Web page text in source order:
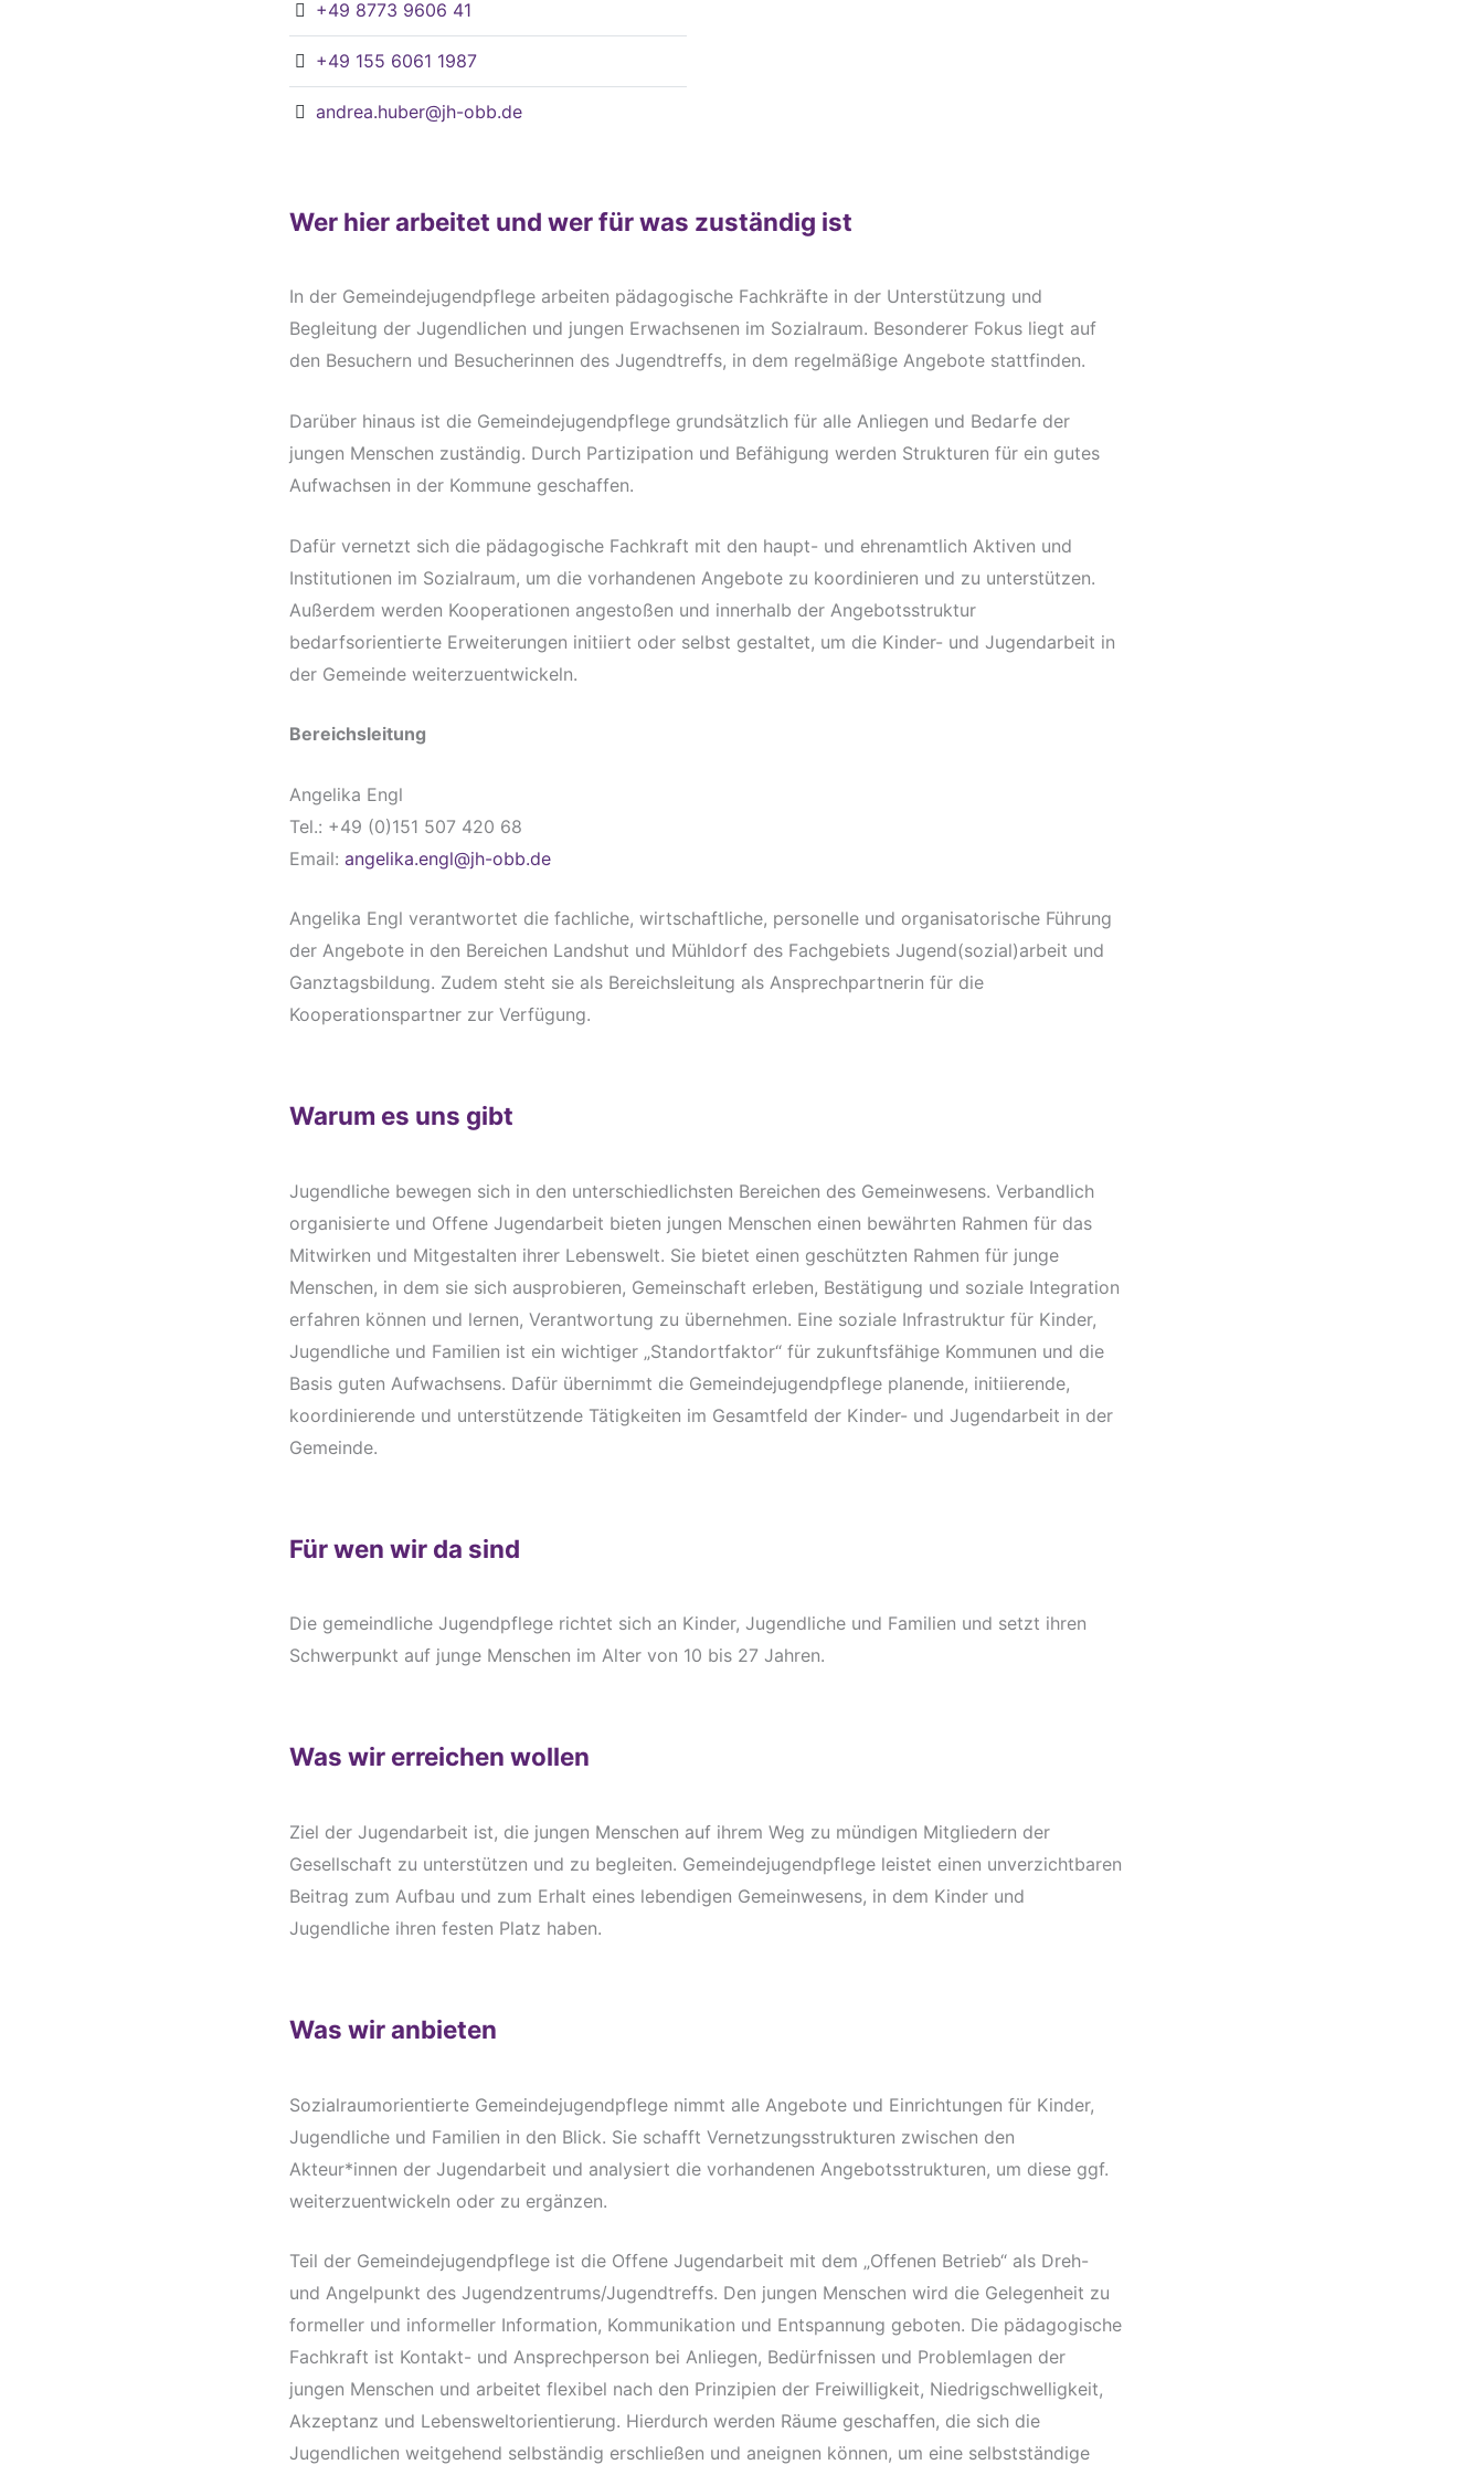
+49 8773 9606 41
+49 155 6061 1987
andrea.huber@jh-obb.de
Wer hier arbeitet und wer für was zuständig ist
In der Gemeindejugendpflege arbeiten pädagogische Fachkräfte in der Unterstützung und
Begleitung der Jugendlichen und jungen Erwachsenen im Sozialraum. Besonderer Fokus liegt auf
den Besuchern und Besucherinnen des Jugendtreffs, in dem regelmäßige Angebote stattfinden.
Darüber hinaus ist die Gemeindejugendpflege grundsätzlich für alle Anliegen und Bedarfe der
jungen Menschen zuständig. Durch Partizipation und Befähigung werden Strukturen für ein gutes
Aufwachsen in der Kommune geschaffen.
Dafür vernetzt sich die pädagogische Fachkraft mit den haupt- und ehrenamtlich Aktiven und
Institutionen im Sozialraum, um die vorhandenen Angebote zu koordinieren und zu unterstützen.
Außerdem werden Kooperationen angestoßen und innerhalb der Angebotsstruktur
bedarfsorientierte Erweiterungen initiiert oder selbst gestaltet, um die Kinder- und Jugendarbeit in
der Gemeinde weiterzuentwickeln.
Bereichsleitung
Angelika Engl
Tel.: +49 (0)151 507 420 68
Email:angelika.engl@jh-obb.de
Angelika Engl verantwortet die fachliche, wirtschaftliche, personelle und organisatorische Führung
der Angebote in den Bereichen Landshut und Mühldorf des Fachgebiets Jugend(sozial)arbeit und
Ganztagsbildung. Zudem steht sie als Bereichsleitung als Ansprechpartnerin für die
Kooperationspartner zur Verfügung.
Warum es uns gibt
Jugendliche bewegen sich in den unterschiedlichsten Bereichen des Gemeinwesens. Verbandlich
organisierte und Offene Jugendarbeit bieten jungen Menschen einen bewährten Rahmen für das
Mitwirken und Mitgestalten ihrer Lebenswelt. Sie bietet einen geschützten Rahmen für junge
Menschen, in dem sie sich ausprobieren, Gemeinschaft erleben, Bestätigung und soziale Integration
erfahren können und lernen, Verantwortung zu übernehmen. Eine soziale Infrastruktur für Kinder,
Jugendliche und Familien ist ein wichtiger „Standortfaktor“ für zukunftsfähige Kommunen und die
Basis guten Aufwachsens. Dafür übernimmt die Gemeindejugendpflege planende, initiierende,
koordinierende und unterstützende Tätigkeiten im Gesamtfeld der Kinder- und Jugendarbeit in der
Gemeinde.
Für wen wir da sind
Die gemeindliche Jugendpflege richtet sich an Kinder, Jugendliche und Familien und setzt ihren
Schwerpunkt auf junge Menschen im Alter von 10 bis 27 Jahren.
Was wir erreichen wollen
Ziel der Jugendarbeit ist, die jungen Menschen auf ihrem Weg zu mündigen Mitgliedern der
Gesellschaft zu unterstützen und zu begleiten. Gemeindejugendpflege leistet einen unverzichtbaren
Beitrag zum Aufbau und zum Erhalt eines lebendigen Gemeinwesens, in dem Kinder und
Jugendliche ihren festen Platz haben.
Was wir anbieten
Sozialraumorientierte Gemeindejugendpflege nimmt alle Angebote und Einrichtungen für Kinder,
Jugendliche und Familien in den Blick. Sie schafft Vernetzungsstrukturen zwischen den
Akteur*innen der Jugendarbeit und analysiert die vorhandenen Angebotsstrukturen, um diese ggf.
weiterzuentwickeln oder zu ergänzen.
Teil der Gemeindejugendpflege ist die Offene Jugendarbeit mit dem „Offenen Betrieb“ als Dreh-
und Angelpunkt des Jugendzentrums/Jugendtreffs. Den jungen Menschen wird die Gelegenheit zu
formeller und informeller Information, Kommunikation und Entspannung geboten. Die pädagogische
Fachkraft ist Kontakt- und Ansprechperson bei Anliegen, Bedürfnissen und Problemlagen der
jungen Menschen und arbeitet flexibel nach den Prinzipien der Freiwilligkeit, Niedrigschwelligkeit,
Akzeptanz und Lebensweltorientierung. Hierdurch werden Räume geschaffen, die sich die
Jugendlichen weitgehend selbständig erschließen und aneignen können, um eine selbstständige